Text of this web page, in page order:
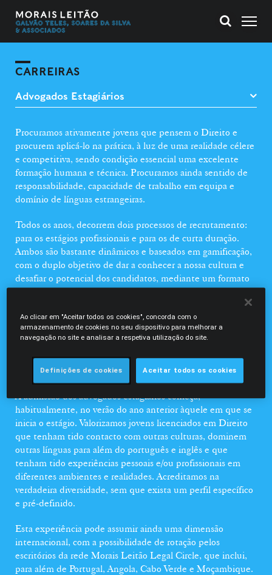
CARREIRAS
Procuramos ativamente jovens que pensem o Direito e
procurem aplicá-lo na prática, à luz de uma realidade célere
e competitiva, sendo condição essencial uma excelente
formação humana e técnica. Procuramos ainda sentido de
responsabilidade, capacidade de trabalho em equipa e
domínio de línguas estrangeiras.
Todos os anos, decorrem dois processos de recrutamento:
para os estágios profissionais e para os de curta duração.
Ambos são bastante dinâmicos e baseados em gamificação,
com o duplo objetivo de dar a conhecer a nossa cultura e
desafiar o potencial dos candidatos, mediante um formato
inovador, imersivo e interativo.
No caso dos estágios profissionais, todos os anos,
integramos apenas o número de advogados estagiários que
estimamos que podem vir a integrar a equipa no final do
estágio, o que é demonstrativo do nosso total empenho na
formação e progressão de todos os advogados estagiários.
A admissão dos advogados estagiários começa,
habitualmente, no verão do ano anterior àquele em que se
inicia o estágio. Valorizamos jovens licenciados em Direito
que tenham tido contacto com outras culturas, dominem
outras línguas para além do português e inglês e que
tenham tido experiências pessoais e/ou profissionais em
diferentes ambientes e realidades. Acreditamos na
verdadeira diversidade, sem que exista um perfil específico
e pré-definido.
Esta experiência pode assumir ainda uma dimensão
internacional, com a possibilidade de rotação pelos
escritórios da rede Morais Leitão Legal Circle, que inclui,
para além de Portugal, Angola, Cabo Verde e Moçambique.
Ao clicar em "Aceitar todos os cookies", concorda com o
armazenamento de cookies no seu dispositivo para melhorar a
navegação no site e analisar a respetiva utilização do site.
Definições de cookies Aceitar todos os cookies